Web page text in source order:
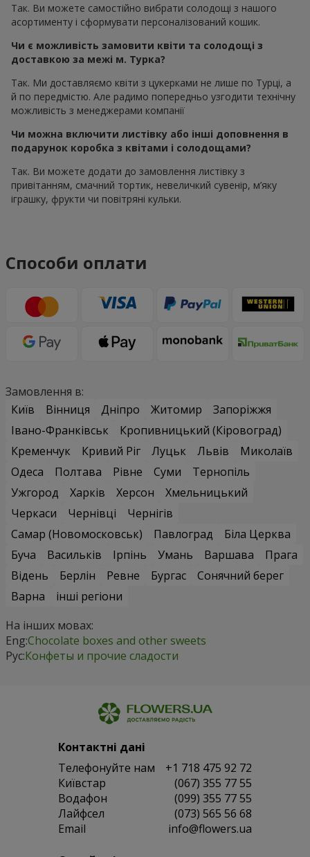
Так. Ви можете самостійно вибрати солодощі з нашого
асортименту і сформувати персоналізований кошик.
Чи є можливість замовити квіти та солодощі з
доставкою за межі м. Турка?
Так. Ми доставляємо квіти з цукерками не лише по Турці, а
й по передмістю. Але радимо попередньо узгодити технічну
можливість з менеджерами компанії
Чи можна включити листівку або інші доповнення в
подарунок коробка з квітами і солодощами?
Так. Ви можете додати до замовлення листівку з
привітанням, смачний тортик, невеличкий сувенір, м’яку
іграшку, фрукти чи повітряні кульки.
Способи оплати
Замовлення в:
Київ
Вінниця Дніпро Житомир
Запоріжжя
Івано-Франківськ
Кропивницький (Кіровоград)
Кременчук
Кривий Ріг Луцьк Львів
Миколаїв
Одеса
Полтава Рівне Суми
Тернопіль
Ужгород
Харків Херсон
Хмельницький
Черкаси
Чернівці
Чернігів
Самар (Новомосковськ)
Павлоград
Біла Церква
Буча
Васильків Ірпінь Умань Варшава
Прага
Відень
Берлін Ревне Бургас
Сонячний берег
Варна
інші регіони
На інших мовах:
Eng:Chocolate boxes and other sweets
Рус:Конфеты и прочие сладости
Контактні дані
Телефонуйте нам
+1 718 475 92 72
Київстар
(067) 355 77 55
Водафон
(099) 355 77 55
Лайфсел
(073) 565 56 68
Email
info@flowers.ua